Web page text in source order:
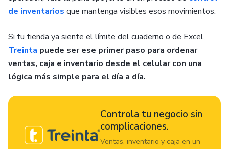
de inventarios que mantenga visibles esos movimientos.
Si tu tienda ya siente el límite del cuaderno o de Excel,
Treinta puede ser ese primer paso para ordenar
ventas, caja e inventario desde el celular con una
lógica más simple para el día a día.
Controla tu negocio sin
complicaciones.
Ventas, inventario y caja en un